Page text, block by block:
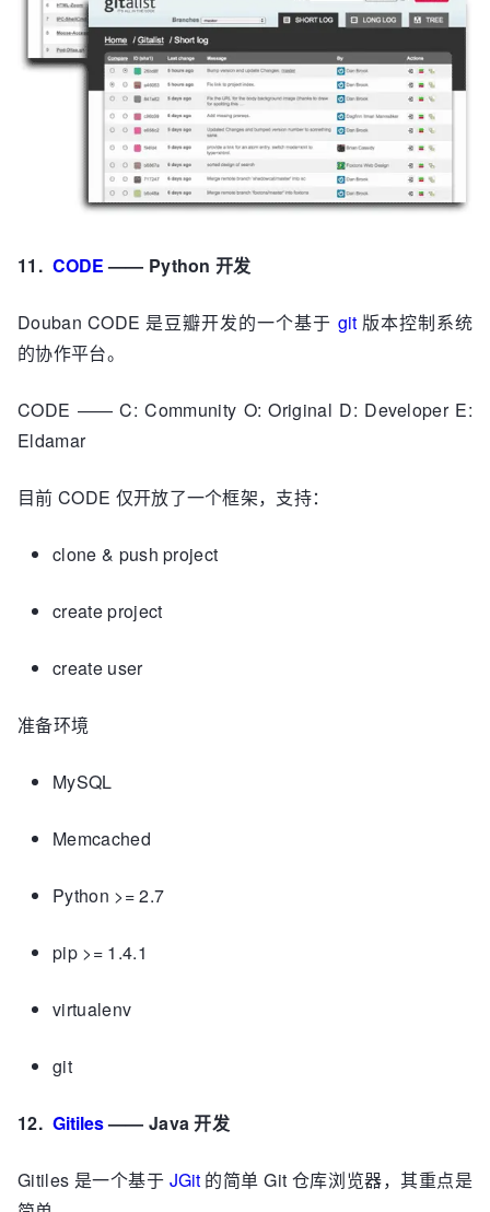
11. CODE—— Python 开发
Douban CODE 是豆瓣开发的一个基于 git版本控制系统
的协作平台。
CODE —— C: Community O: Original D: Developer E:
Eldamar
目前 CODE 仅开放了一个框架，支持：
clone & push project
create project
create user
准备环境
MySQL
Memcached
Python >= 2.7
pip >= 1.4.1
virtualenv
git
12. Gitiles—— Java 开发
Gitiles 是一个基于 JGit的简单 Git 仓库浏览器，其重点是